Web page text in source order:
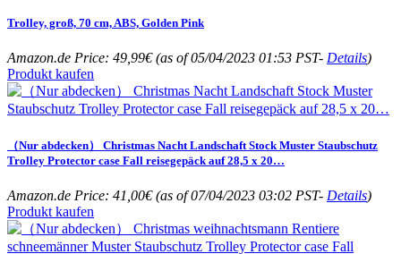
Trolley, groß, 70 cm, ABS, Golden Pink
Amazon.de Price: 49,99€(as of 05/04/2023 01:53 PST- Details)
Produkt kaufen
（Nur abdecken） Christmas Nacht Landschaft Stock Muster Staubschutz
Trolley Protector case Fall reisegepäck auf 28,5 x 20…
Amazon.de Price: 41,00€(as of 07/04/2023 03:02 PST- Details)
Produkt kaufen